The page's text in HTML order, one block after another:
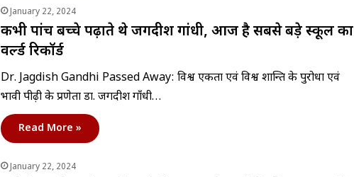
January 22, 2024
कभी पांच बच्चे पढ़ाते थे जगदीश गांधी, आज है सबसे बड़े स्कूल का
वर्ल्ड रिकॉर्ड
Dr. Jagdish Gandhi Passed Away: विश्व एकता एवं विश्व शान्ति के पुरोधा एवं
भावी पीढ़ी के प्रणेता डा. जगदीश गाँधी…
Read More »
January 22, 2024